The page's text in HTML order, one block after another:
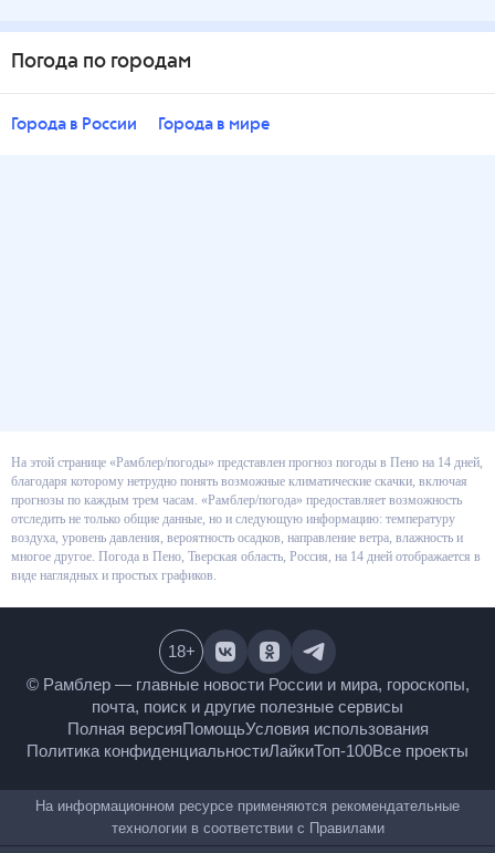
Погода по городам
Города в России Города в мире
На этой странице «Рамблер/погоды» представлен прогноз погоды в Пено
на 14 дней, благодаря которому нетрудно понять возможные
климатические скачки, включая прогнозы по каждым трем часам.
«Рамблер/погода» предоставляет возможность отследить не только
общие данные, но и следующую информацию: температуру воздуха,
уровень давления, вероятность осадков, направление ветра, влажность и
многое другое. Погода в Пено, Тверская область, Россия, на 14 дней
© Рамблер — главные новости России и мира,
гороскопы, почта, поиск и другие полезные сервисы
Полная версияПомощьУсловия использования
Все проекты
18+
На информационном ресурсе применяются